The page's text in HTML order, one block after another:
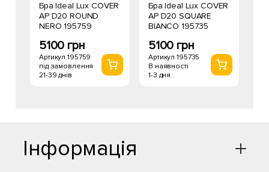
Бра Ideal Lux COVER
AP D20 ROUND
NERO 195759
5100 грн
Артикул 195759
під замовлення
21-39 днів
Бра Ideal Lux COVER
AP D20 SQUARE
BIANCO 195735
5100 грн
Артикул 195735
В наявності
1-3 дня
Інформація